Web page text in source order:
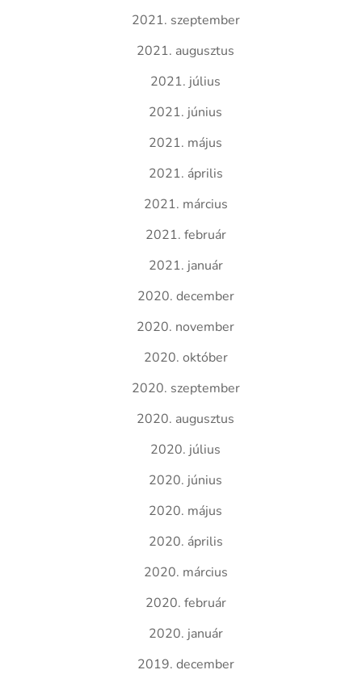
2021. szeptember
2021. augusztus
2021. július
2021. június
2021. május
2021. április
2021. március
2021. február
2021. január
2020. december
2020. november
2020. október
2020. szeptember
2020. augusztus
2020. július
2020. június
2020. május
2020. április
2020. március
2020. február
2020. január
2019. december